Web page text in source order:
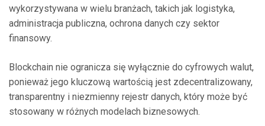
wykorzystywana w wielu branżach, takich jak logistyka,
administracja publiczna, ochrona danych czy sektor
finansowy.
Blockchain nie ogranicza się wyłącznie do cyfrowych walut,
ponieważ jego kluczową wartością jest zdecentralizowany,
transparentny i niezmienny rejestr danych, który może być
stosowany w różnych modelach biznesowych.